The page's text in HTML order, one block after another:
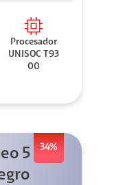
Procesador
UNISOC T93
00
34%
5